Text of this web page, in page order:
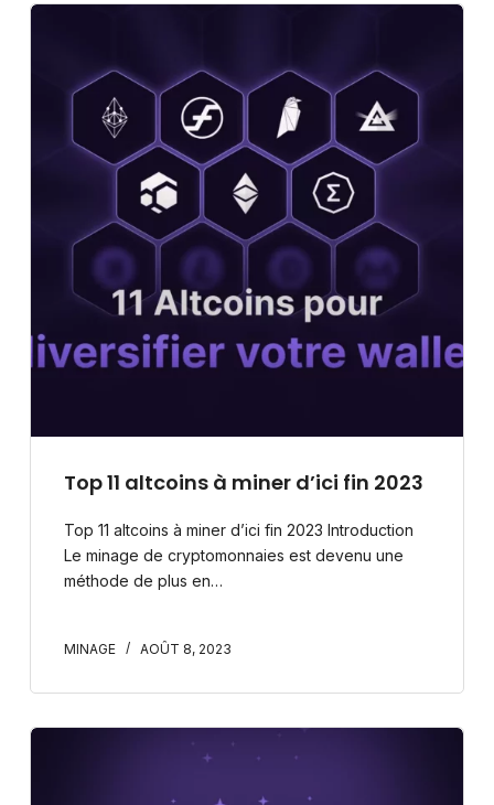
Top 11 altcoins à miner d’ici fin 2023
Top 11 altcoins à miner d’ici fin 2023 Introduction
Le minage de cryptomonnaies est devenu une
méthode de plus en…
MINAGE AOÛT 8, 2023